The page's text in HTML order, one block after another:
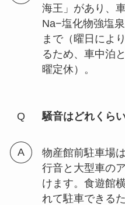
海王」があり、
Na−塩化物強塩
まで（曜日によ
るため、車中泊
曜定休）。
騒音はどれくら
物産館前駐車場
行音と大型車の
けます。食遊館
れて駐車できる